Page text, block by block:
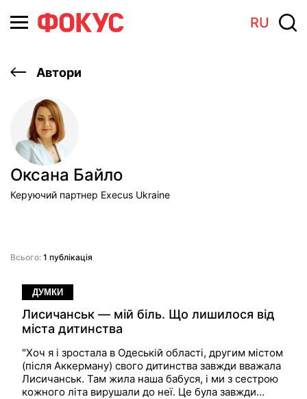
RU
Автори
Оксана Байло
Керуючий партнер Execus Ukraine
Всього: 1 публікація
ДУМКИ
Лисичанськ — мій біль. Що лишилося від
міста дитинства
"Хоч я і зростала в Одеській області, другим містом
(після Аккерману) свого дитинства завжди вважала
Лисичанськ. Там жила наша бабуся, і ми з сестрою
кожного літа вирушали до неї. Це була завжди